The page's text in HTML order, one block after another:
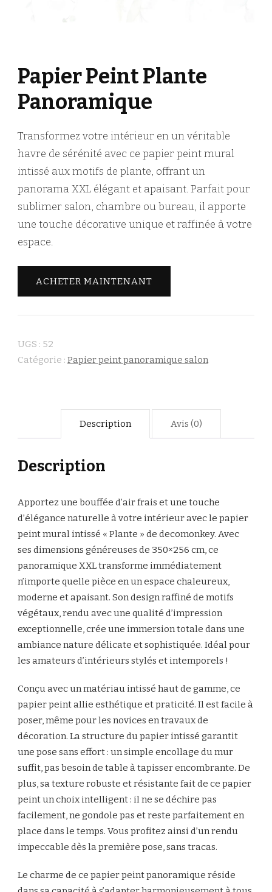
Papier Peint Plante
Panoramique
Transformez votre intérieur en un véritable
havre de sérénité avec ce papier peint mural
intissé aux motifs de plante, offrant un
panorama XXL élégant et apaisant. Parfait pour
sublimer salon, chambre ou bureau, il apporte
une touche décorative unique et raffinée à votre
espace.
ACHETER MAINTENANT
UGS : 52
Catégorie : Papier peint panoramique salon
Description Avis (0)
Description
Apportez une bouffée d’air frais et une touche
d’élégance naturelle à votre intérieur avec le papier
peint mural intissé « Plante » de decomonkey. Avec
ses dimensions généreuses de 350×256 cm, ce
panoramique XXL transforme immédiatement
n’importe quelle pièce en un espace chaleureux,
moderne et apaisant. Son design raffiné de motifs
végétaux, rendu avec une qualité d’impression
exceptionnelle, crée une immersion totale dans une
ambiance nature délicate et sophistiquée. Idéal pour
les amateurs d’intérieurs stylés et intemporels !
Conçu avec un matériau intissé haut de gamme, ce
papier peint allie esthétique et praticité. Il est facile à
poser, même pour les novices en travaux de
décoration. La structure du papier intissé garantit
une pose sans effort : un simple encollage du mur
suffit, pas besoin de table à tapisser encombrante. De
plus, sa texture robuste et résistante fait de ce papier
peint un choix intelligent : il ne se déchire pas
facilement, ne gondole pas et reste parfaitement en
place dans le temps. Vous profitez ainsi d’un rendu
impeccable dès la première pose, sans tracas.
Le charme de ce papier peint panoramique réside